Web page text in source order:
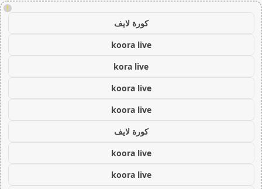
!
كورة لايف
koora live
kora live
koora live
koora live
كورة لايف
koora live
koora live